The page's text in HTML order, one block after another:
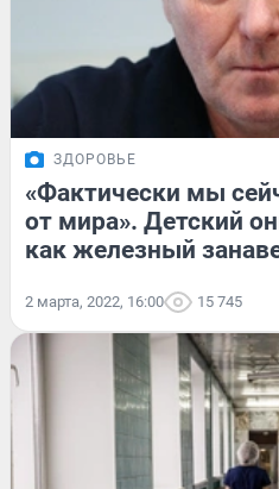
ЗДОРОВЬЕ
«Фактически мы
от мира». Детский
как железный
2 марта, 2022, 16:00 15 745